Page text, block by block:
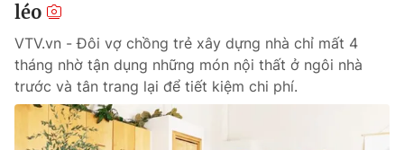
léo
VTV.vn - Đôi vợ chồng trẻ xây dựng nhà chỉ mất 4
tháng nhờ tận dụng những món nội thất ở ngôi nhà
trước và tân trang lại để tiết kiệm chi phí.